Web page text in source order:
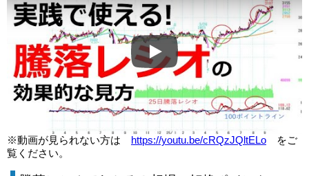
Play
※動画が見られない方は https://youtu.be/cRQzJQltELo をご
覧ください。